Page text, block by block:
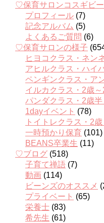
♡保育サロンコスギビ
プロフィール (7)
記念アルバム (5)
よくあるご質問 (6)
♡保育サロンの様子
ヒヨコクラス・ネン
アヒルクラス・ハイ
ペンギンクラス・ア
イルカクラス・2歳
パンダクラス・2歳
1dayイベント (78)
トイトレクラス・2
一時預かり保育 (101)
BEANS卒業生 (11)
♡ブログ (518)
子育て禅語 (7)
動画 (114)
ビーンズのオススメ
プライベート (65)
栄養士 (83)
希先生 (61)